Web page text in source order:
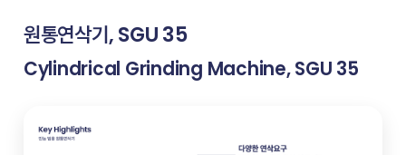
원통연삭기, SGU 35
Cylindrical Grinding Machine, SGU 35